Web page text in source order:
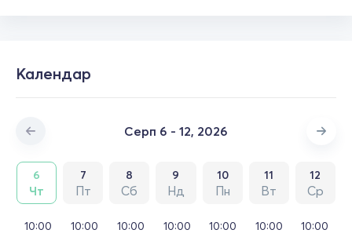
Календар
Серп 6 - 12, 2026
6
Чт
7
Пт
8
Сб
9
Нд
10
Пн
11
Вт
12
Ср
10:00 10:00 10:00 10:00 10:00 10:00 10:00